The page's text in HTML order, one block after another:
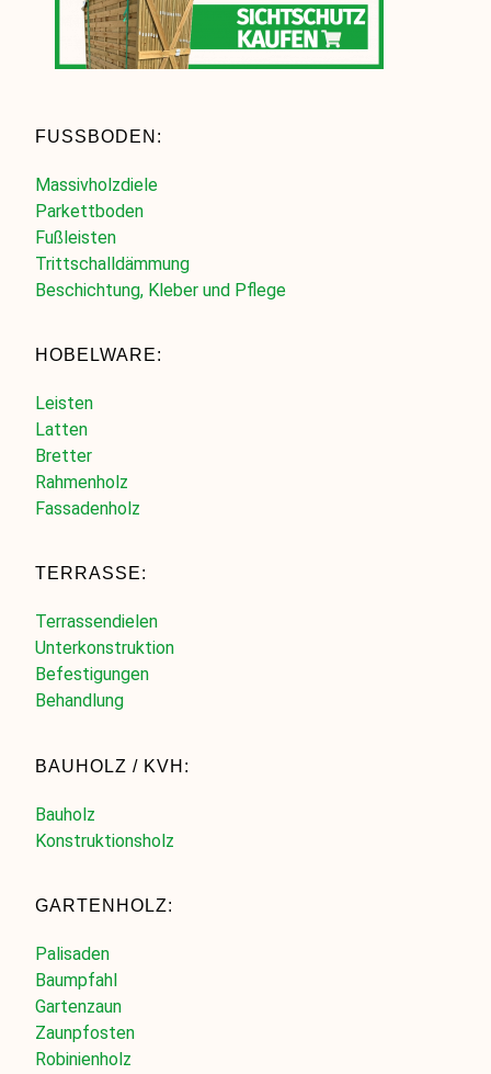
FUSSBODEN:
Massivholzdiele
Parkettboden
Fußleisten
Trittschalldämmung
Beschichtung, Kleber und Pflege
HOBELWARE:
Leisten
Latten
Bretter
Rahmenholz
Fassadenholz
TERRASSE:
Terrassendielen
Unterkonstruktion
Befestigungen
Behandlung
BAUHOLZ / KVH:
Bauholz
Konstruktionsholz
GARTENHOLZ:
Palisaden
Baumpfahl
Gartenzaun
Zaunpfosten
Robinienholz